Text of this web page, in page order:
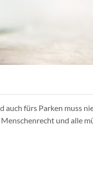
auch fürs Parken muss
und alle